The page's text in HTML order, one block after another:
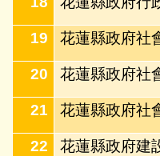
19 花蓮縣政府社
20 花蓮縣政府社
21 花蓮縣政府社
22 花蓮縣政府建